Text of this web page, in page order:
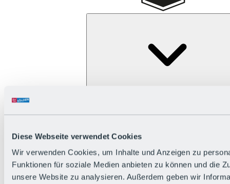
Diese Webseite verwendet Cookies
Wir verwenden Cookies, um Inhalte und Anzeigen zu
Funktionen für soziale Medien anbieten zu können und die
unsere Website zu analysieren. Außerdem geben wir
Facts
FAQs
Bikepark-Partnerschaften
Nachhaltigkeit in der BRS
Bikepark & Tickets